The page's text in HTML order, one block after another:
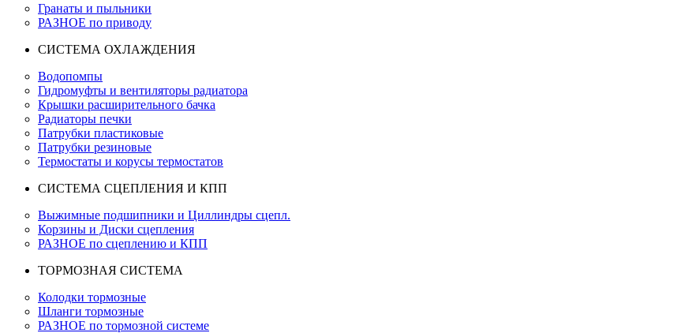
Гранаты и пыльники
РАЗНОЕ по приводу
СИСТЕМА ОХЛАЖДЕНИЯ
Водопомпы
Гидромуфты и вентиляторы радиатора
Крышки расширительного бачка
Радиаторы печки
Патрубки пластиковые
Патрубки резиновые
Термостаты и корусы термостатов
СИСТЕМА СЦЕПЛЕНИЯ И КПП
Выжимные подшипники и Циллиндры сцепл.
Корзины и Диски сцепления
РАЗНОЕ по сцеплению и КПП
ТОРМОЗНАЯ СИСТЕМА
Колодки тормозные
Шланги тормозные
РАЗНОЕ по тормозной системе